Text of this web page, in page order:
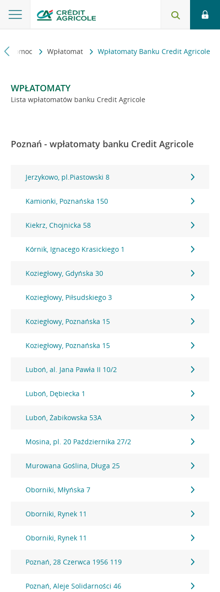
i pomoc Wpłatomat Wpłatomaty Banku Credit Agricole
WPŁATOMATY
Lista wpłatomatów banku Credit Agricole
Poznań - wpłatomaty banku Credit Agricole
Jerzykowo, pl.Piastowski 8
Kamionki, Poznańska 150
Kiekrz, Chojnicka 58
Kórnik, Ignacego Krasickiego 1
Koziegłowy, Gdyńska 30
Koziegłowy, Piłsudskiego 3
Koziegłowy, Poznańska 15
Koziegłowy, Poznańska 15
Luboń, al. Jana Pawła II 10/2
Luboń, Dębiecka 1
Luboń, Żabikowska 53A
Mosina, pl. 20 Października 27/2
Murowana Goślina, Długa 25
Oborniki, Młyńska 7
Oborniki, Rynek 11
Oborniki, Rynek 11
Poznań, 28 Czerwca 1956 119
Poznań, Aleje Solidarności 46